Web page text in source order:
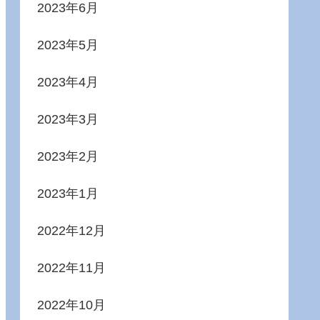
2023年6月
2023年5月
2023年4月
2023年3月
2023年2月
2023年1月
2022年12月
2022年11月
2022年10月